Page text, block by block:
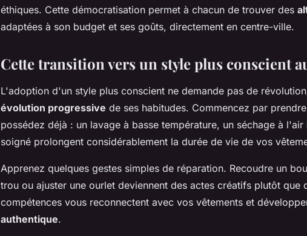
éthiques. Cette démocratisation permet à chacun de trouver des
adaptées à son budget et ses goûts, directement en centre-ville.
Cette transition vers un style plus conscient
L'adoption d'un style plus conscient ne demande pas de
évolution progressive de ses habitudes. Commencez par
possédez déjà : un lavage à basse température, un séchage à
soigné prolongent considérablement la durée de vie de vos
Apprenez quelques gestes simples de réparation. Recoudre un
trou ou ajuster une ourlet deviennent des actes créatifs plutôt que
compétences vous reconnectent avec vos vêtements et
authentique.